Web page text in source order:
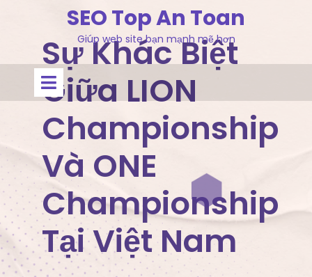
SEO Top An Toan
Giúp web site bạn mạnh mẽ hơn
Open
Menu
Sự Khác Biệt
Giữa LION
Championship
Và ONE
Championship
Tại Việt Nam